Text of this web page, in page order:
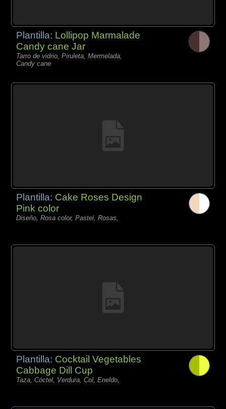
Plantilla: Lollipop Marmalade
Candy cane Jar
Tarro de vidrio, Piruleta, Mermelada,
Candy cane
Plantilla: Cake Roses Design
Pink color
Diseño, Rosa color, Pastel, Rosas,
Plantilla: Cocktail Vegetables
Cabbage Dill Cup
Taza, Cóctel, Verdura, Col, Eneldo,